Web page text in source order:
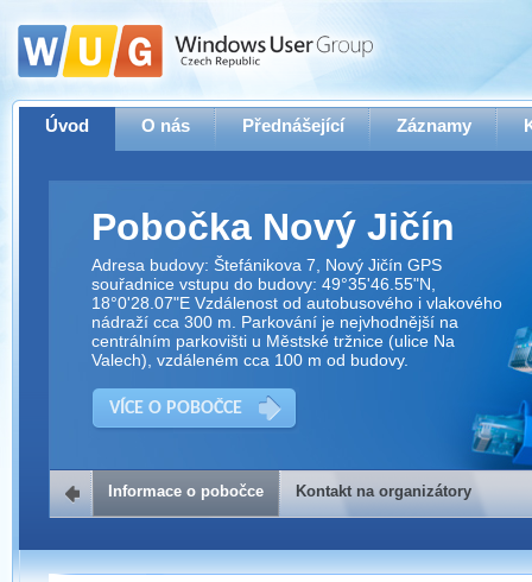
Úvod O nás Přednášející Záznamy
Pobočka Nový Jičín
Adresa budovy: Štefánikova 7, Nový Jičín GPS
souřadnice vstupu do budovy: 49°35'46.55"N,
18°0'28.07"E Vzdálenost od autobusového i vlakového
nádraží cca 300 m. Parkování je nejvhodnější na
centrálním parkovišti u Městské tržnice (ulice Na
Valech), vzdáleném cca 100 m od budovy.
VÍCE O POBOČCE
Kontakt na organizátory
Pokud máte jakýkoliv dotaz na organizátory této akce,
prosím neváhejte nás kontaktovat na e-mailu:
Informace o pobočce Kontakt na organizátory